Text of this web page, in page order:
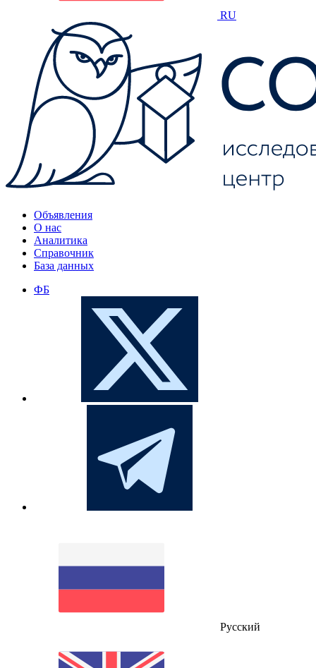
RU
Объявления
О нас
Аналитика
Справочник
База данных
ФБ
Русский